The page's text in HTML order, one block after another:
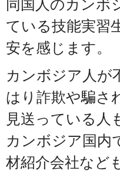
同国人のカンボ
ている技能実習
安を感じます。
カンボジア人が
はり詐欺や騙さ
見送っている人
カンボジア国内
材紹介会社など